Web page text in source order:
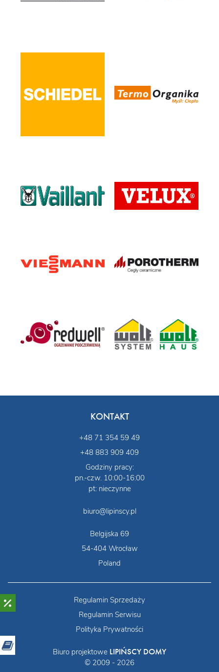
KONTAKT
+48 71 354 59 49
+48 883 909 409
Godziny pracy:
pn.-czw. 10:00-16:00
pt: nieczynne
biuro@lipinscy.pl
Belgijska 69
54-404 Wrocław
Poland
Regulamin Sprzedaży
Regulamin Serwisu
Polityka Prywatności
Biuro projektowe LIPIŃSCY DOMY
© 2009 - 2026